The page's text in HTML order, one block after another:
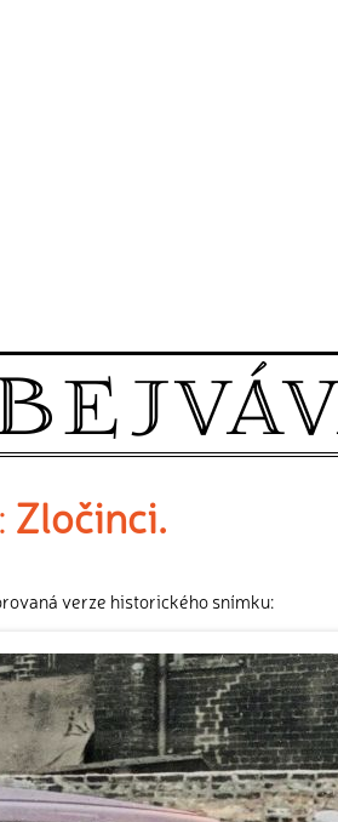
Zločinci.
verze historického snímku: